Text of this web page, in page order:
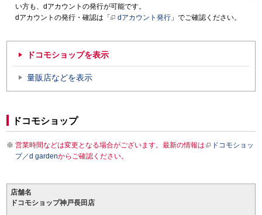
い方も、dアカウントの発行が可能です。
dアカウントの発行・確認は「
dアカウント発行 」でご確認ください。
ドコモショップを表示
量販店などを表示
ドコモショップ
営業時間などは変更となる場合がございます。最新の情報は
ドコモショッ
プ／d gardenからご確認ください。
店舗名
ドコモショップ神戸長田店